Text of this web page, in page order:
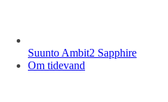
Suunto Ambit2 Sapphire
Om tidevand